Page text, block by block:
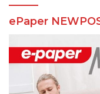
ePaper